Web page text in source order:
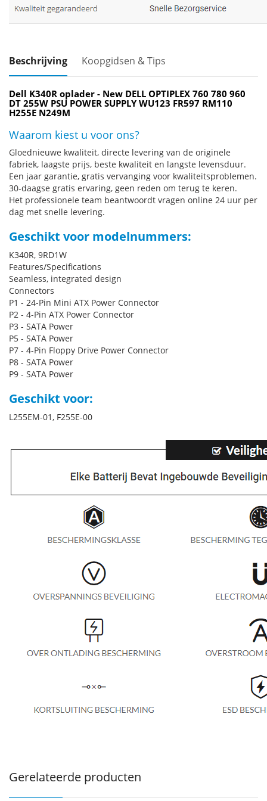
Beschrijving Koopgidsen & Tips
Dell K340R oplader - New DELL OPTIPLEX 760 780 960
DT 255W PSU POWER SUPPLY WU123 FR597 RM110
H255E N249M
Waarom kiest u voor ons?
Gloednieuwe kwaliteit, directe levering van de originele
fabriek, laagste prijs, beste kwaliteit en langste levensduur.
Een jaar garantie, gratis vervanging voor kwaliteitsproblemen.
30-daagse gratis ervaring, geen reden om terug te keren.
Het professionele team beantwoordt vragen online 24 uur per
dag met snelle levering.
Geschikt voor modelnummers:
K340R, 9RD1W
Features/Specifications
Seamless, integrated design
Connectors
P1 - 24-Pin Mini ATX Power Connector
P2 - 4-Pin ATX Power Connector
P3 - SATA Power
P5 - SATA Power
P7 - 4-Pin Floppy Drive Power Connector
P8 - SATA Power
P9 - SATA Power
Geschikt voor:
L255EM-01, F255E-00
Gerelateerde producten